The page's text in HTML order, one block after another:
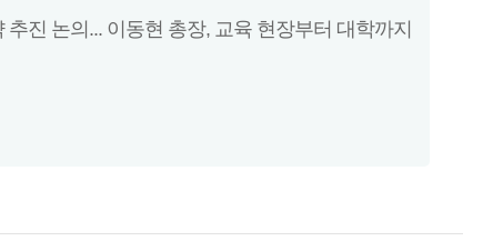
진 논의... 이동현 총장, 교육 현장부터 대학까지